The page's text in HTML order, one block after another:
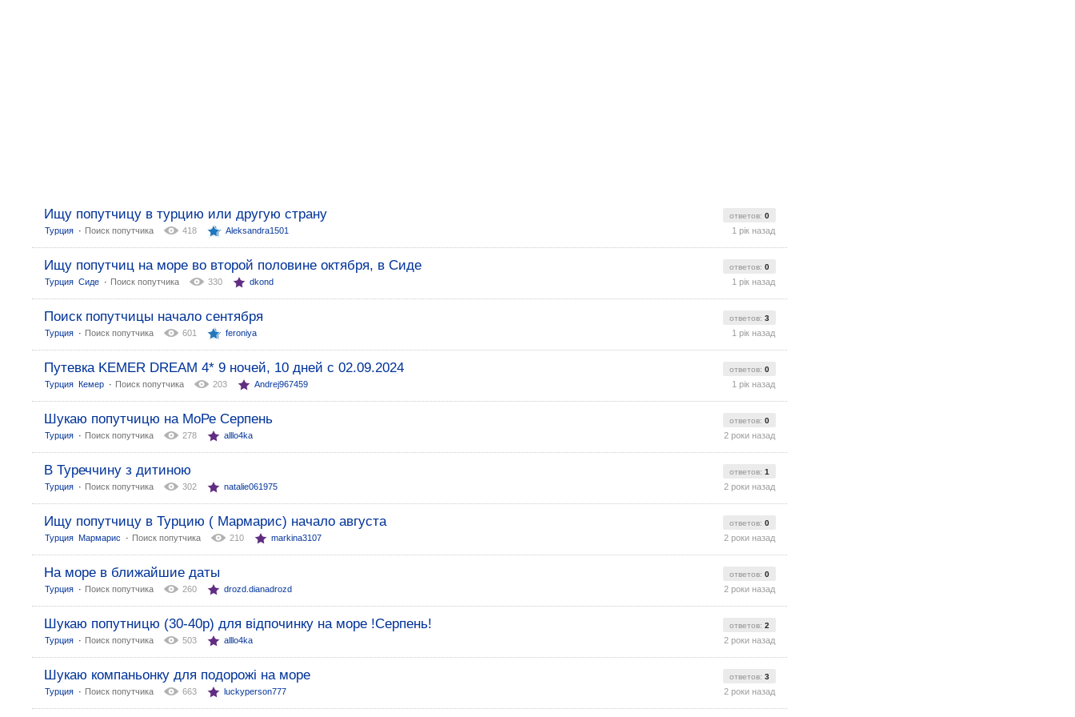
Ищу попутчицу в турцию или другую страну
Турция Поиск попутчика
ответов: 0
418 Aleksandra1501 1 рік назад
Ищу попутчиц на море во второй половине октября, в Сиде
Турция Сиде Поиск попутчика
ответов: 0
330 dkond 1 рік назад
Поиск попутчицы начало сентября
Турция Поиск попутчика
ответов: 3
601 feroniya 1 рік назад
Путевка KEMER DREAM 4* 9 ночей, 10 дней с 02.09.2024
Турция Кемер Поиск попутчика
ответов: 0
203 Andrej967459 1 рік назад
Шукаю попутчицю на МоРе Серпень
Турция Поиск попутчика
ответов: 0
278 alllo4ka 2 роки назад
В Туреччину з дитиною
Турция Поиск попутчика
ответов: 1
302 natalie061975 2 роки назад
Ищу попутчицу в Турцию ( Мармарис) начало августа
Турция Мармарис Поиск попутчика
ответов: 0
210 markina3107 2 роки назад
На море в ближайшие даты
Турция Поиск попутчика
ответов: 0
260 drozd.dianadrozd 2 роки назад
Шукаю попутницю (30-40р) для відпочинку на море !Серпень!
Турция Поиск попутчика
ответов: 2
503 alllo4ka 2 роки назад
Шукаю компаньонку для подорожі на море
Турция Поиск попутчика
ответов: 3
663 luckyperson777 2 роки назад